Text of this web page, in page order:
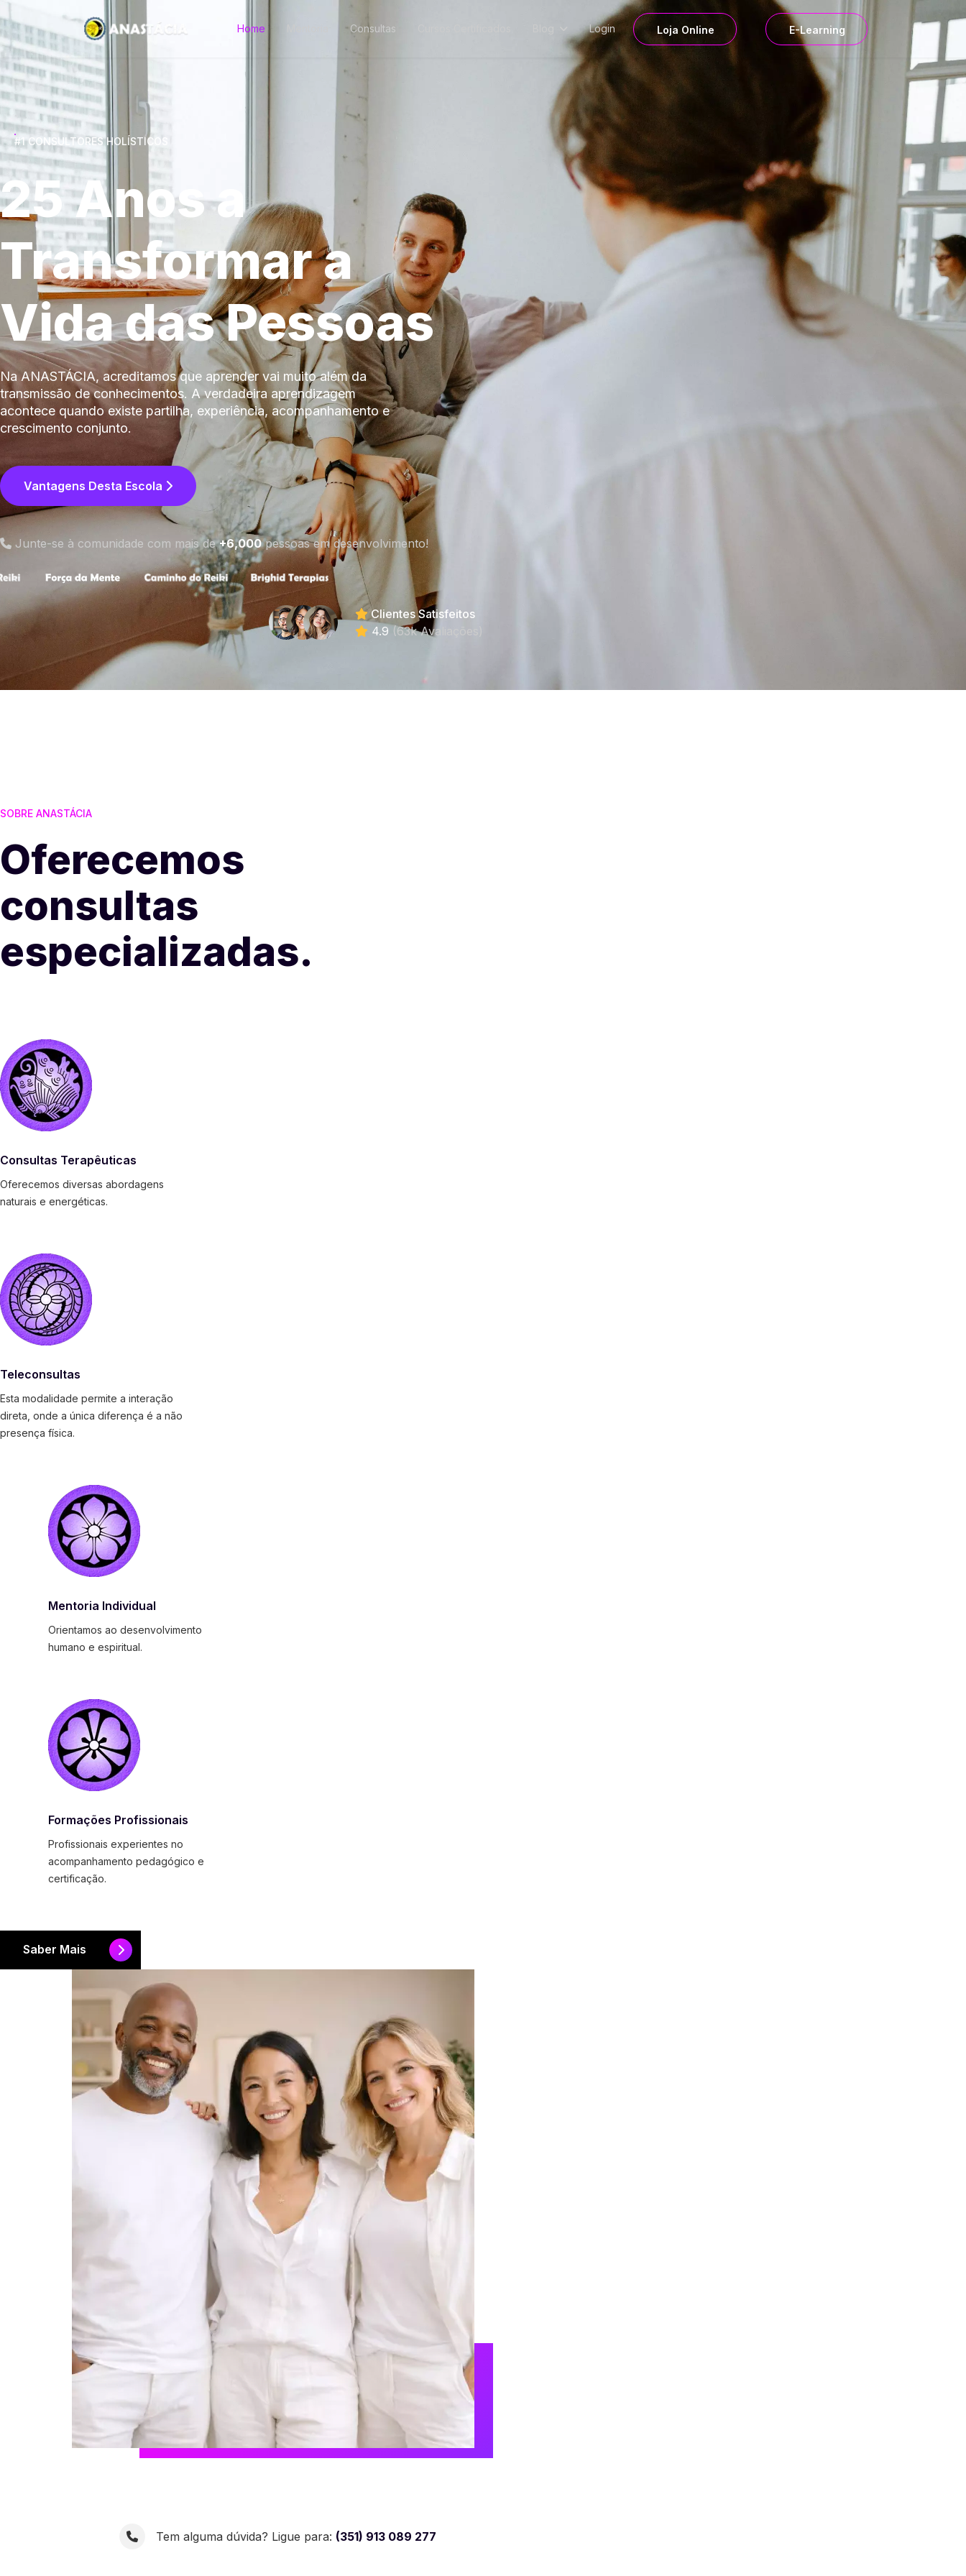
Home Consultas Login Loja Online E-Learning
#1 CONSULTORES HOLÍSTICOS
25 Anos a
Transformar a
Vida das Pessoas
Na ANASTÁCIA, acreditamos que aprender vai muito além da
transmissão de conhecimentos. A verdadeira aprendizagem
acontece quando existe partilha, experiência, acompanhamento e
crescimento conjunto.
Vantagens Desta Escola
Junte-se à comunidade com mais de+6,000pessoas em desenvolvimento!
Clientes Satisfeitos
4.9 (63k Avaliações)
SOBRE ANASTÁCIA
Oferecemos
consultas
especializadas.
Consultas Terapêuticas
Oferecemos diversas abordagens
naturais e energéticas.
Teleconsultas
Esta modalidade permite a interação
direta, onde a única diferença é a não
presença física.
Mentoria Individual
Orientamos ao desenvolvimento
humano e espiritual.
Formações Profissionais
Profissionais experientes no
acompanhamento pedagógico e
certificação.
Saber Mais
Tem alguma dúvida? Ligue para: (351) 913 089 277